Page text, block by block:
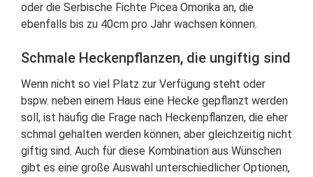
oder die Serbische Fichte Picea Omorika an, die
ebenfalls bis zu 40cm pro Jahr wachsen können.
Schmale Heckenpflanzen, die ungiftig sind
Wenn nicht so viel Platz zur Verfügung steht oder
bspw. neben einem Haus eine Hecke gepflanzt werden
soll, ist häufig die Frage nach Heckenpflanzen, die eher
schmal gehalten werden können, aber gleichzeitig nicht
giftig sind. Auch für diese Kombination aus Wünschen
gibt es eine große Auswahl unterschiedlicher Optionen,